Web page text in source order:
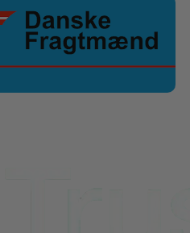
valg.
online havecenter eller
Randers og Viborg.